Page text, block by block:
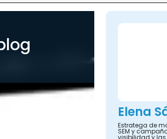
Elena
Estratega de
SEM y
visibilidad y las